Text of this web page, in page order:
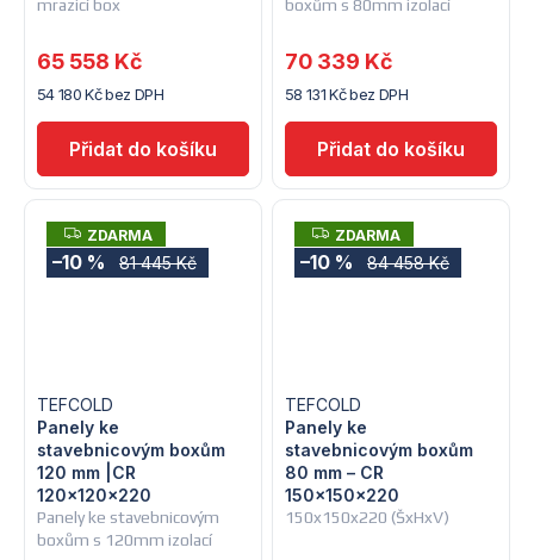
mrazicí box
54 180 Kč bez DPH
65 558 Kč
boxům s 80mm izolací
58 131 Kč bez DPH
70 339 Kč
Z
D
A
R
ZDARMA
81 445 Kč
–10 %
Panely ke stavebnicovým
boxům s 120mm izolací
Panely ke
stavebnicovým boxům
120 mm |CR
120x120x220
TEFCOLD
Z
D
A
R
ZDARMA
84 458 Kč
–10 %
150x150x220 (ŠxHxV)
Panely ke
stavebnicovým boxům
80 mm – CR
150x150x220
TEFCOLD